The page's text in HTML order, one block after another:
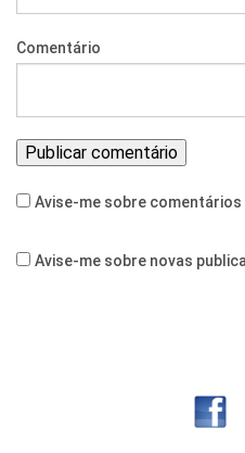
Comentário
Avise-me sobre comentários
Avise-me sobre novas